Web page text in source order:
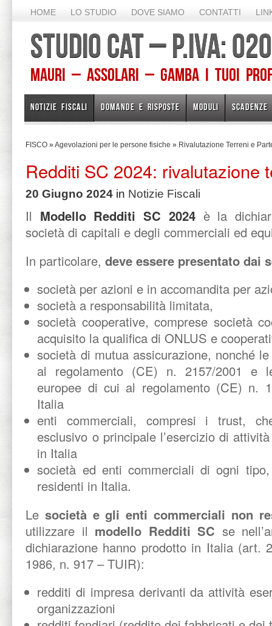
HOME LO STUDIO DOVE SIAMO CONTATTI
STUDIO CAT – P.IVA:
Mauri – Assolari – Gamba I TUOI
NOTIZIE FISCALI DOMANDE E RISPOSTE MODULI SCADENZE
FISCO »Agevolazioni per le persone fisiche » Rivalutazione Terreni e
Redditi SC 2024: rivalutazione
20 Giugno 2024 in Notizie Fiscali
Il Modello Redditi SC 2024 è la
società di capitali e degli commerciali ed
In particolare, deve essere presentato dai
società per azioni e in accomandita per
società a responsabilità limitata,
società cooperative, comprese società
acquisito la qualifica di ONLUS e
società di mutua assicurazione, nonché
al regolamento (CE) n. 2157/2001 e
europee di cui al regolamento (CE) n.
Italia
enti commerciali, compresi i trust,
esclusivo o principale l’esercizio di
in Italia
società ed enti commerciali di ogni
residenti in Italia.
Le società e gli enti commerciali non
utilizzare il modello Redditi SC se
dichiarazione hanno prodotto in Italia (art.
1986, n. 917 – TUIR):
redditi di impresa derivanti da attività
organizzazioni